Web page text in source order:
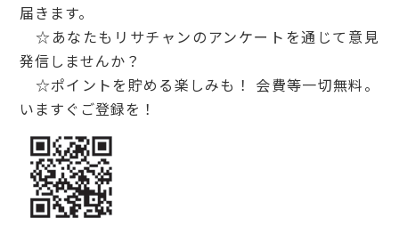
届きます。
☆あなたもリサチャンのアンケートを通じて意見
発信しませんか？
☆ポイントを貯める楽しみも！ 会費等一切無料。
いますぐご登録を！